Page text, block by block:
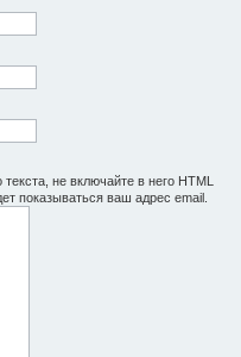
не включайте в него HTML
показываться ваш адрес email.